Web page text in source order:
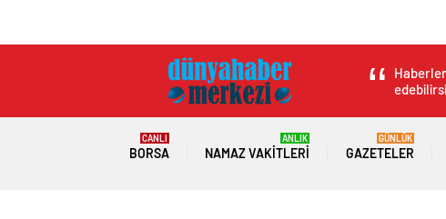
BORSA
CANLI
NAMAZ VAKITLERI
ANLIK
GAZETELER
GÜNLÜK